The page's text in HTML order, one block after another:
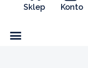
Sklep Konto